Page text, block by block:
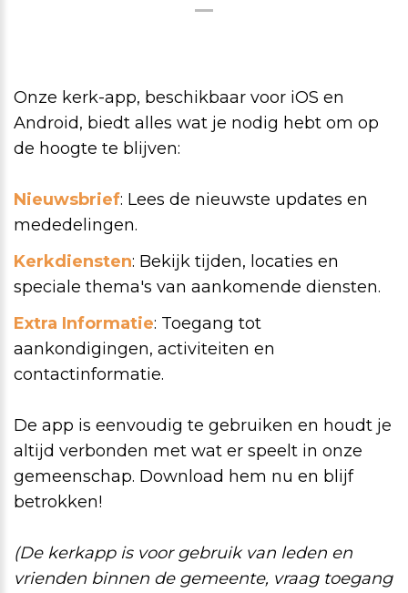
Onze kerk-app, beschikbaar voor iOS en
Android, biedt alles wat je nodig hebt om op
de hoogte te blijven:
Nieuwsbrief: Lees de nieuwste updates en
mededelingen.
Kerkdiensten: Bekijk tijden, locaties en
speciale thema's van aankomende diensten.
Extra Informatie: Toegang tot
aankondigingen, activiteiten en
contactinformatie.
De app is eenvoudig te gebruiken en houdt je
altijd verbonden met wat er speelt in onze
gemeenschap. Download hem nu en blijf
betrokken!
(De kerkapp is voor gebruik van leden en
vrienden binnen de gemeente, vraag toegang